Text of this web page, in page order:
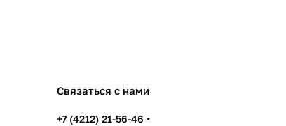
Связаться с нами
+7 (4212) 21-56-46